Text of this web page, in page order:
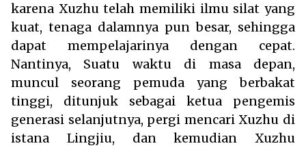
karena Xuzhu telah memiliki ilmu silat yang
kuat, tenaga dalamnya pun besar, sehingga
dapat mempelajarinya dengan cepat.
Nantinya, Suatu waktu di masa depan,
muncul seorang pemuda yang berbakat
tinggi, ditunjuk sebagai ketua pengemis
generasi selanjutnya, pergi mencari Xuzhu di
istana Lingjiu, dan kemudian Xuzhu